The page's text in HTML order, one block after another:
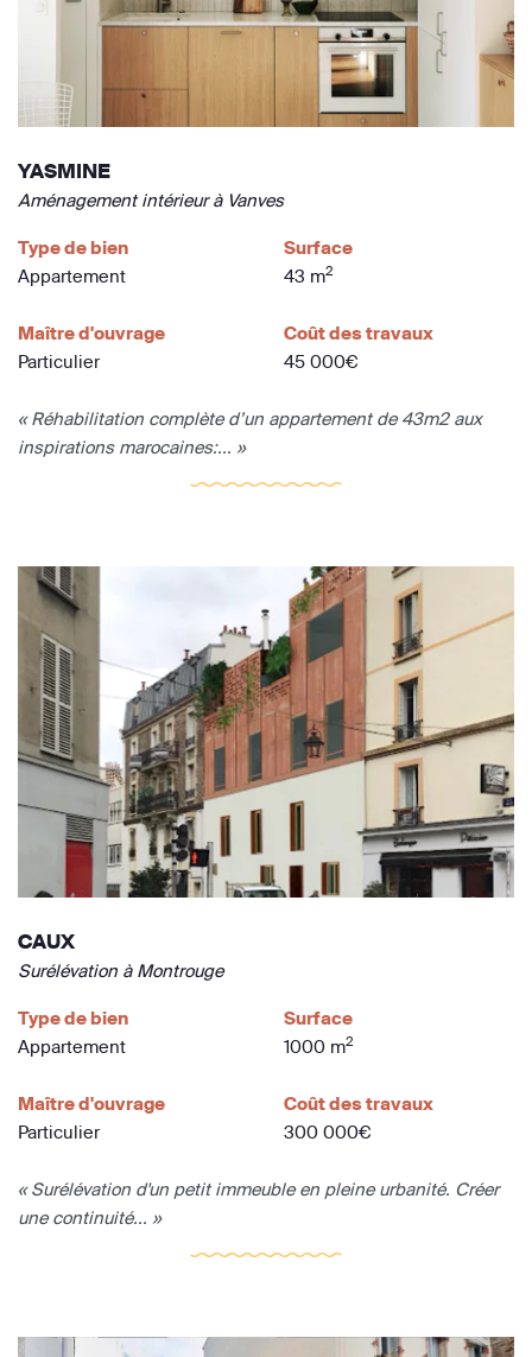
YASMINE
Aménagement intérieur à Vanves
Type de bien
Appartement
Surface
43 m2
Maître d'ouvrage
Particulier
Coût des travaux
45 000€
« Réhabilitation complète d’un appartement de 43m2 aux
inspirations marocaines:... »
CAUX
Surélévation à Montrouge
Type de bien
Appartement
Surface
1000 m2
Maître d'ouvrage
Particulier
Coût des travaux
300 000€
« Surélévation d'un petit immeuble en pleine urbanité. Créer
une continuité... »